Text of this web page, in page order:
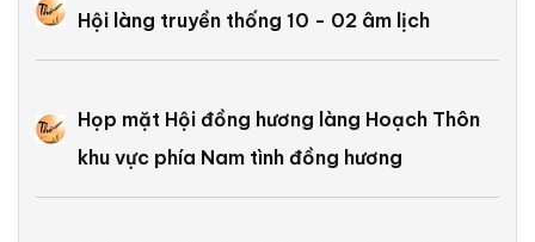
Hội làng truyền thống 10 - 02 âm lịch
Họp mặt Hội đồng hương làng Hoạch Thôn
khu vực phía Nam tình đồng hương